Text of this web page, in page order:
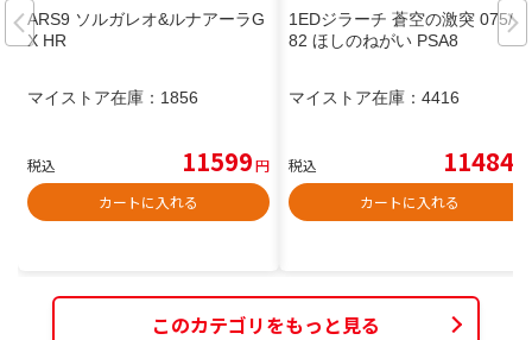
ARS9 ソルガレオ&ルナアーラG
X HR
マイストア在庫： 1856
税込 11599円
カートに入れる
1EDジラーチ 蒼空の激突 075/0
82 ほしのねがい PSA8
マイストア在庫： 4416
税込 11484
カートに入れる
このカテゴリをもっと見る